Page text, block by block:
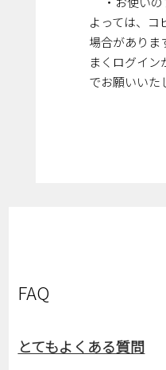
よっては、コ
場合がありま
まくログイ
でお願いいた
FAQ
とてもよくある質問